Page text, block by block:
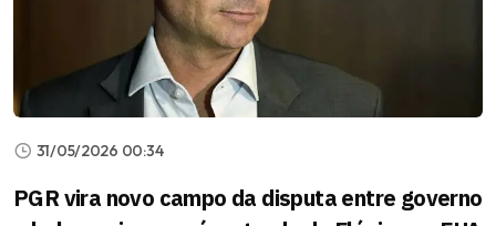
31/05/2026 00:34
PGR vira novo campo da disputa entre governo